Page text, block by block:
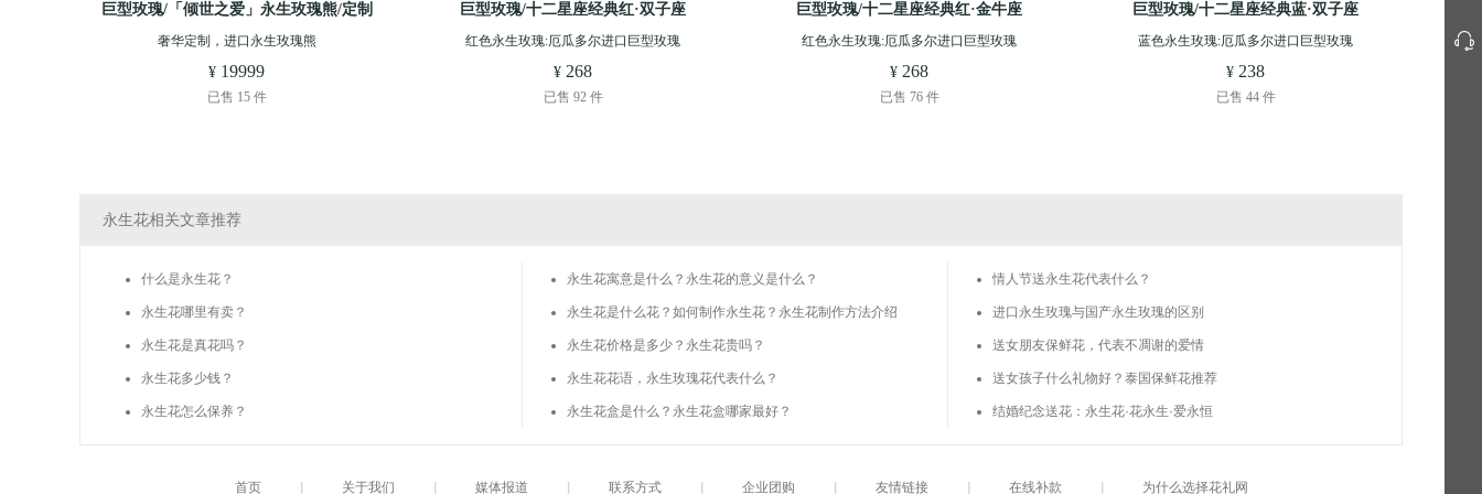
巨型玫瑰/「倾世之爱」永生玫瑰熊/定制
款/60CM
奢华定制，进口永生玫瑰熊
¥ 19999
已售 15 件
巨型玫瑰/十二星座经典红·双子座
红色永生玫瑰:厄瓜多尔进口巨型玫瑰
¥ 268
已售 92 件
巨型玫瑰/十二星座经典红·金牛座
红色永生玫瑰:厄瓜多尔进口巨型玫瑰
¥ 268
已售 76 件
巨型玫瑰/十二星座经典蓝·双子座
蓝色永生玫瑰:厄瓜多尔进口巨型玫瑰
¥ 238
已售 44 件
永生花相关文章推荐
什么是永生花？
永生花哪里有卖？
永生花是真花吗？
永生花多少钱？
永生花怎么保养？
永生花寓意是什么？永生花的意义是什么？
永生花是什么花？如何制作永生花？永生花制作方法介绍
永生花价格是多少？永生花贵吗？
永生花花语，永生玫瑰花代表什么？
永生花盒是什么？永生花盒哪家最好？
情人节送永生花代表什么？
进口永生玫瑰与国产永生玫瑰的区别
送女朋友保鲜花，代表不凋谢的爱情
送女孩子什么礼物好？泰国保鲜花推荐
结婚纪念送花：永生花·花永生·爱永恒
首页 关于我们 媒体报道 联系方式 企业团购 友情链接 在线补款 为什么选择花礼网